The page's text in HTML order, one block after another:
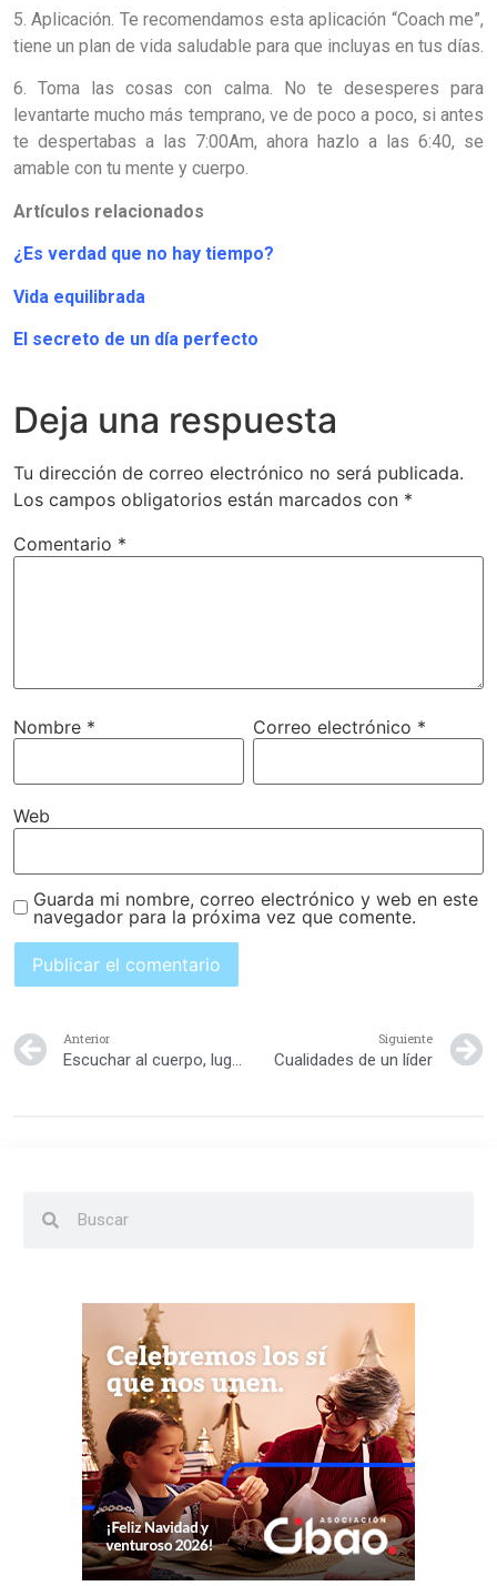
5. Aplicación. Te recomendamos esta aplicación “Coach me”,
tiene un plan de vida saludable para que incluyas en tus días.
6. Toma las cosas con calma. No te desesperes para
levantarte mucho más temprano, ve de poco a poco, si antes
te despertabas a las 7:00Am, ahora hazlo a las 6:40, se
amable con tu mente y cuerpo.
Artículos relacionados
¿Es verdad que no hay tiempo?
Vida equilibrada
El secreto de un día perfecto
Deja una respuesta
Tu dirección de correo electrónico no será publicada.
Los campos obligatorios están marcados con *
Comentario *
Nombre * Correo electrónico *
Web
Guarda mi nombre, correo electrónico y web en este
navegador para la próxima vez que comente.
Anterior
Escuchar al cuerpo, lugar de nuestras emociones
Siguiente
Cualidades de un líder